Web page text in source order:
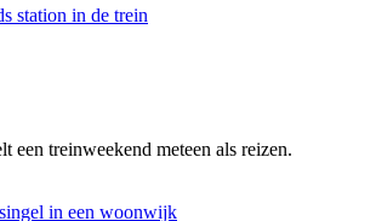
een treinweekend meteen als reizen.